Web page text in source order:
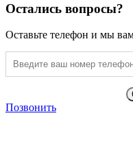
Остались вопросы?
Оставьте телефон и мы
Позвонить